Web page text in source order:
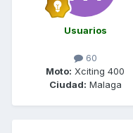
Usuarios
60
Moto: Xciting 400
Ciudad: Malaga